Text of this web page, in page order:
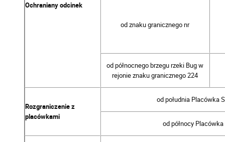
Ochraniany odcinek
od znaku granicznego nr
od północnego brzegu rzeki Bug w
rejonie znaku granicznego 224
Rozgraniczenie z
placówkami
od południa Placówka
od północy